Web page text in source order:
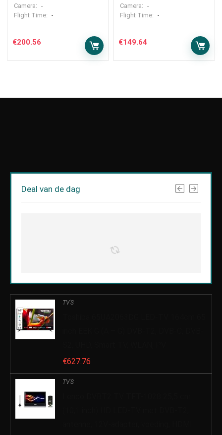
Camera: -
Flight Time: -
€200.56
Camera: -
Flight Time: -
€149.64
Deal van de dag
TV'S
€627.76
TV'S